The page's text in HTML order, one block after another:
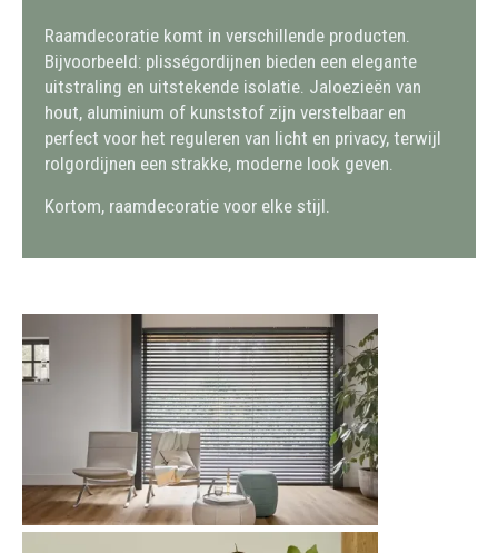
Raamdecoratie komt in verschillende producten.
Bijvoorbeeld: plisségordijnen bieden een elegante
uitstraling en uitstekende isolatie. Jaloezieën van
hout, aluminium of kunststof zijn verstelbaar en
perfect voor het reguleren van licht en privacy, terwijl
rolgordijnen een strakke, moderne look geven.
Kortom, raamdecoratie voor elke stijl.